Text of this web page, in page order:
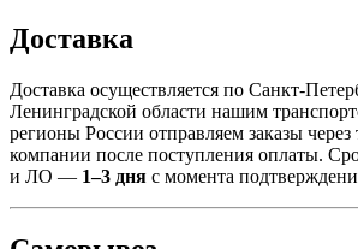
Доставка
Доставка осуществляется по Санкт-
Ленинградской области нашим
регионы России отправляем заказы
компании после поступления оплаты.
и ЛО — 1–3 дня с момента